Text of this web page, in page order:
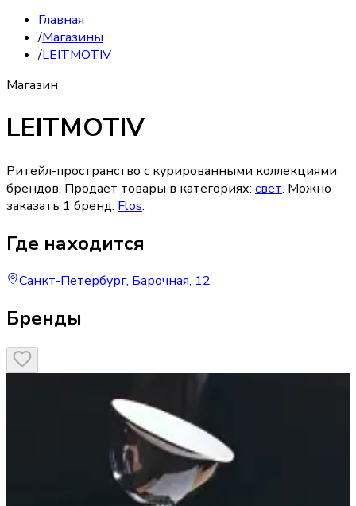
Главная
/Магазины
/LEITMOTIV
Магазин
LEITMOTIV
Ритейл-пространство с курированными коллекциями
брендов. Продает товары в категориях: свет. Можно
заказать 1 бренд: Flos.
Где находится
Санкт-Петербург, Барочная, 12
Бренды